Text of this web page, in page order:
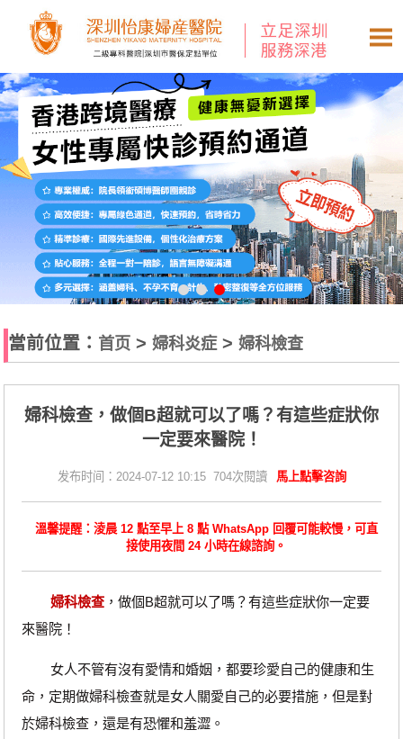
當前位置： 首页 >婦科炎症>婦科檢查
婦科檢查，做個B超就可以了嗎？有這些症狀你
一定要來醫院！
发布时间：2024-07-12 10:15 704次閱讀 馬上點擊咨詢
溫馨提醒：淩晨 12 點至早上 8 點 WhatsApp 回覆可能較慢，可直
接使用夜間 24 小時在線諮詢。
婦科檢查，做個B超就可以了嗎？有這些症狀你一定要
來醫院！
女人不管有沒有愛情和婚姻，都要珍愛自己的健康和生
命，定期做婦科檢查就是女人關愛自己的必要措施，但是對
於婦科檢查，還是有恐懼和羞澀。